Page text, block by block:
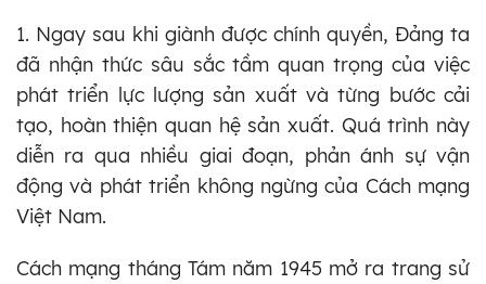
1. Ngay sau khi giành được chính quyền, Đảng ta
đã nhận thức sâu sắc tầm quan trọng của việc
phát triển lực lượng sản xuất và từng bước cải
tạo, hoàn thiện quan hệ sản xuất. Quá trình này
diễn ra qua nhiều giai đoạn, phản ánh sự vận
động và phát triển không ngừng của Cách mạng
Việt Nam.
Cách mạng tháng Tám năm 1945 mở ra trang sử